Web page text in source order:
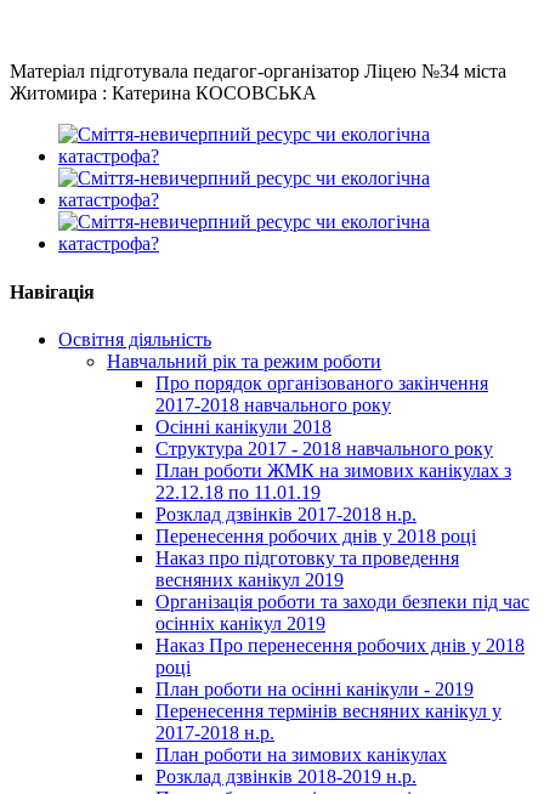
Матеріал підготувала педагог-організатор Ліцею №34 міста
Житомира : Катерина КОСОВСЬКА
Навігація
Освітня діяльність
Навчальний рік та режим роботи
Про порядок організованого закінчення
2017-2018 навчального року
Осінні канікули 2018
Структура 2017 - 2018 навчального року
План роботи ЖМК на зимових канікулах з
22.12.18 по 11.01.19
Розклад дзвінків 2017-2018 н.р.
Перенесення робочих днів у 2018 році
Наказ про підготовку та проведення
весняних канікул 2019
Організація роботи та заходи безпеки під час
осінніх канікул 2019
Наказ Про перенесення робочих днів у 2018
році
План роботи на осінні канікули - 2019
Перенесення термінів весняних канікул у
2017-2018 н.р.
План роботи на зимових канікулах
Розклад дзвінків 2018-2019 н.р.